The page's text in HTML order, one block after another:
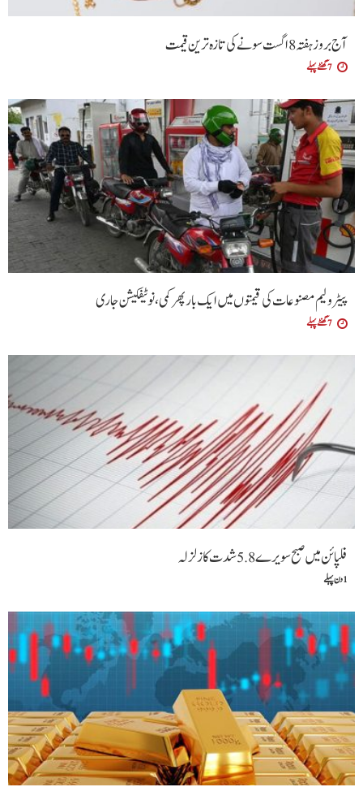
آج بروز ہفتہ 8 اگست سونے کی تازہ ترین قیمت
7 گھنٹے پہلے
پیٹرولیم مصنوعات کی قیمتوں میں ایک بار پھر کمی،نوٹیفکیشن جاری
7 گھنٹے پہلے
فلپائن میں صبح سویرے 5.8شدت کا زلزلہ
1 دن پہلے